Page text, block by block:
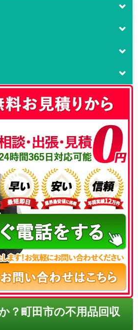
4780
？町田市の不用品回収